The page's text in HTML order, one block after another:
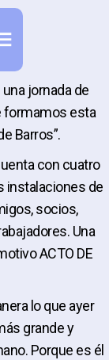
jornada de
formamos esta
Barros”.
con cuatro
instalaciones de
socios,
Una
ACTO DE
lo que ayer
grande y
Porque es él